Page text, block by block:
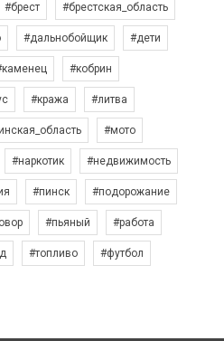
#брест #брестская_область
#дальнобойщик #дети
#кобрин
#кража #литва
#мото
#наркотик #недвижимость
#пинск #подорожание
#пьяный #работа
#топливо #футбол